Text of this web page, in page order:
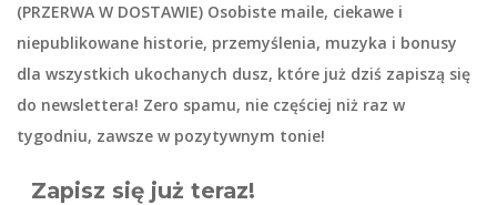
(PRZERWA W DOSTAWIE) Osobiste maile, ciekawe i
niepublikowane historie, przemyślenia, muzyka i bonusy
dla wszystkich ukochanych dusz, które już dziś zapiszą się
do newslettera! Zero spamu, nie częściej niż raz w
tygodniu, zawsze w pozytywnym tonie!
Zapisz się już teraz!